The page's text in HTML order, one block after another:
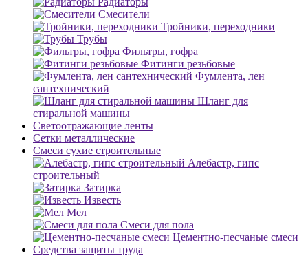
Смесители
Тройники, переходники
Трубы
Фильтры, гофра
Фитинги резьбовые
Фумлента, лен
сантехнический
Шланг для
стиральной машины
Светоотражающие ленты
Сетки металлические
Смеси сухие строительные
Алебастр, гипс
строительный
Затирка
Известь
Мел
Смеси для пола
Цементно-песчаные смеси
Средства защиты труда